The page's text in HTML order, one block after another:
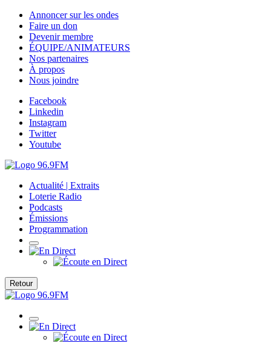
Annoncer sur les ondes
Faire un don
Devenir membre
ÉQUIPE/ANIMATEURS
Nos partenaires
À propos
Nous joindre
Facebook
Linkedin
Instagram
Twitter
Youtube
Actualité | Extraits
Loterie Radio
Podcasts
Émissions
Programmation
Retour